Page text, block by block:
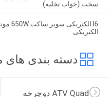
سخت (خواب تخلیه)
الکتریکی
دسته بندی
ATV Quad دوچرخه